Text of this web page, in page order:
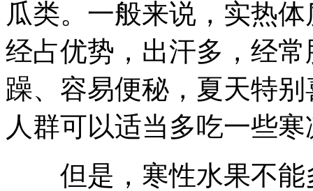
瓜类。一般来说，实热
经占优势，出汗多，经
躁、容易便秘，夏天特
人群可以适当多吃一些
但是，寒性水果不能